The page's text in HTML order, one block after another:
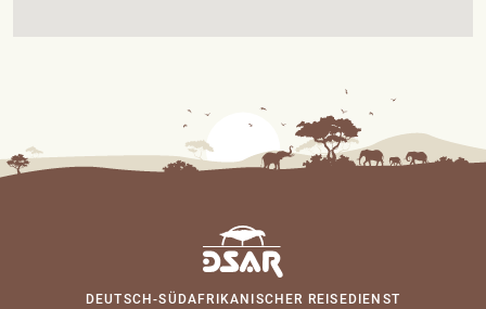
DEUTSCH-SÜDAFRIKANISCHER REISEDIENST